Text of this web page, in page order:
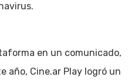
en un comunicado,
año, Cine.ar Play logró un